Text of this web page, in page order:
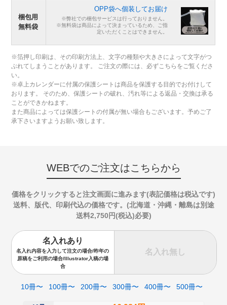
梱包用
無料袋
OPP袋へ個装してお届け
※弊社での梱包サービスは行っておりません。
※無料袋は商品によって決まっているため、ご指
定いただくことはできません。
※箔押し印刷は、その印刷方法上、文字の種類や大きさによって文字がつ
ぶれてしまうことがあります。 ご注文の際には、必ずこちらをご覧くださ
い。
※卓上カレンダーに付属の保護シートは商品を保護する目的でお付けして
おります。 そのため、保護シートの破れ、汚れ等による返品・交換は承る
ことができかねます。
また商品によっては保護シートの付属が無い場合もございます。予めご了
承下さいますようお願い致します。
WEBでのご注文はこちらから
価格をクリックすると注文画面に進みます(表記価格は税込です)
送料、版代、印刷代込の価格です。(北海道・沖縄・離島は別途
送料2,750円(税込)必要)
名入れあり
名入れ内容を入力して注文の場合/昨年の
原稿をご利用の場合/Illustrator入稿の場
合
名入れ無し
10冊〜 100冊〜 200冊〜 300冊〜 400冊〜 500冊〜